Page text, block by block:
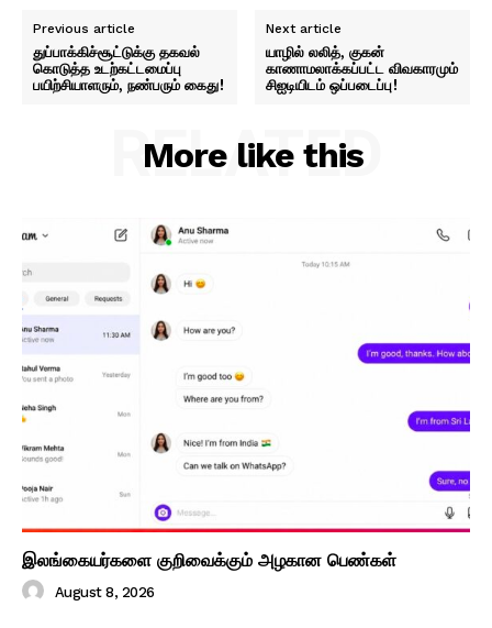
Previous article
துப்பாக்கிச்சூட்டுக்கு தகவல்
கொடுத்த உடற்கட்டமைப்பு
பயிற்சியாளரும், நண்பரும் கைது!
Next article
யாழில் லலித், குகன்
காணாமலாக்கப்பட்ட விவகாரமும்
சிஐடியிடம் ஒப்படைப்பு!
More like this
RELATED
இலங்கையர்களை குறிவைக்கும் அழகான பெண்கள்
August 8, 2026